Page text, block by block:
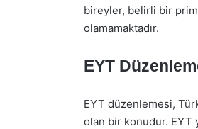
bireyler, belirli bir prim
olamamaktadır.
EYT
EYT düzenlemesi,
olan bir konudur. EYT